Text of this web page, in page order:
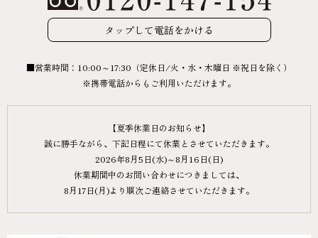
タップして電話をかける
■営業時間：10:00～17:30（定休日/火・水・木曜日 ※祝日を除く）
※携帯電話からもご利用いただけます。
【夏季休業日のお知らせ】
誠に勝手ながら、下記日程にて休業とさせていただきます。
2026年8月5日(水)～8月16日(日)
休業期間中のお問い合わせにつきましては、
8月17日(月)より順次ご連絡させていただきます。